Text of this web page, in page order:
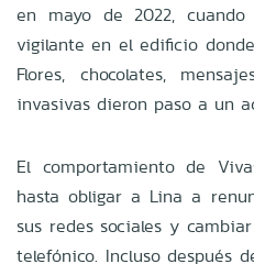
en mayo de 2022,
vigilante en el edificio
Flores, chocolates,
invasivas dieron paso a un
El comportamiento de
hasta obligar a Lina a
sus redes sociales y
telefónico. Incluso después